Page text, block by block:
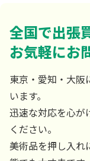
全国で出張
お気軽にお
東京・愛知・大阪
います。
迅速な対応を心が
ください。
美術品を押し入れ